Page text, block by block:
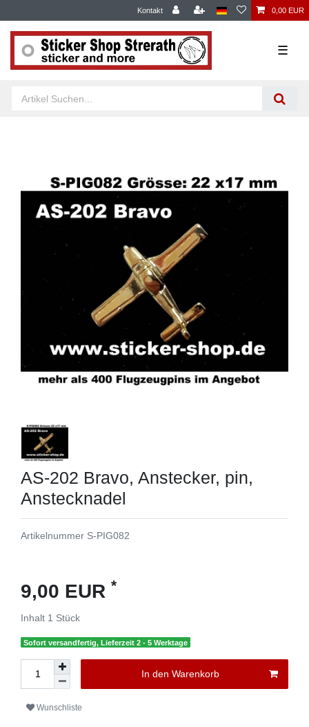
Kontakt 0,00 EUR
☰
AS-202 Bravo, Anstecker, pin,
Anstecknadel
Artikelnummer S-PIG082
9,00 EUR *
Inhalt 1 Stück
Sofort versandfertig, Lieferzeit 2 - 5 Werktage
In den Warenkorb
Wunschliste